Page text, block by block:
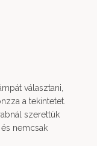
választani,
a tekintetet.
szerettük
nemcsak